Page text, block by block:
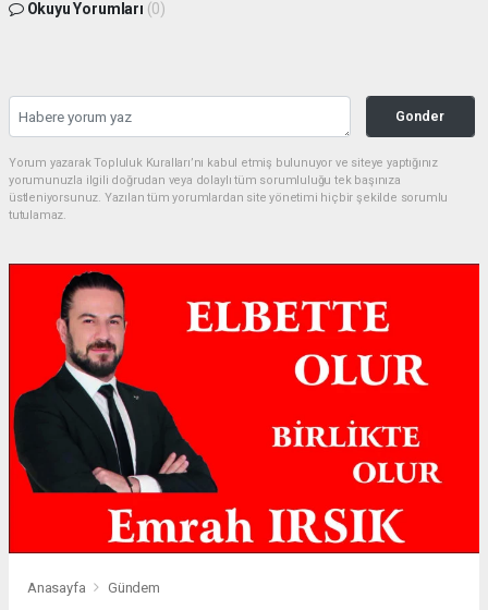
Okuyu Yorumları (0)
Gonder
Yorum yazarak Topluluk Kuralları’nı kabul etmiş bulunuyor ve siteye yaptığınız
yorumunuzla ilgili doğrudan veya dolaylı tüm sorumluluğu tek başınıza
üstleniyorsunuz. Yazılan tüm yorumlardan site yönetimi hiçbir şekilde sorumlu
tutulamaz.
Anasayfa Gündem